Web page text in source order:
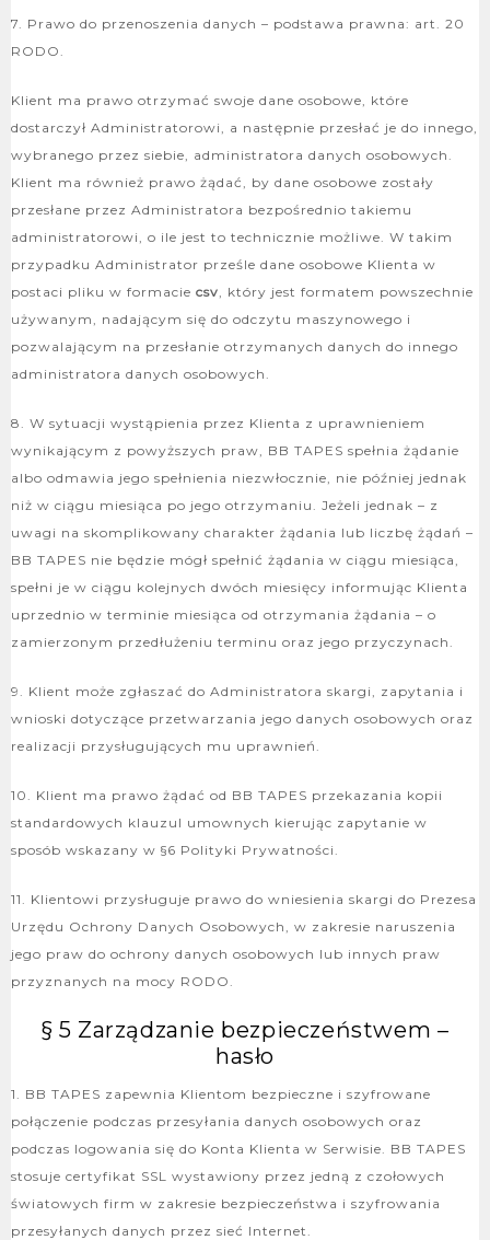
7. Prawo do przenoszenia danych – podstawa prawna: art. 20
RODO.
Klient ma prawo otrzymać swoje dane osobowe, które
dostarczył Administratorowi, a następnie przesłać je do innego,
wybranego przez siebie, administratora danych osobowych.
Klient ma również prawo żądać, by dane osobowe zostały
przesłane przez Administratora bezpośrednio takiemu
administratorowi, o ile jest to technicznie możliwe. W takim
przypadku Administrator prześle dane osobowe Klienta w
postaci pliku w formacie csv, który jest formatem powszechnie
używanym, nadającym się do odczytu maszynowego i
pozwalającym na przesłanie otrzymanych danych do innego
administratora danych osobowych.
8. W sytuacji wystąpienia przez Klienta z uprawnieniem
wynikającym z powyższych praw, BB TAPES spełnia żądanie
albo odmawia jego spełnienia niezwłocznie, nie później jednak
niż w ciągu miesiąca po jego otrzymaniu. Jeżeli jednak – z
uwagi na skomplikowany charakter żądania lub liczbę żądań –
BB TAPES nie będzie mógł spełnić żądania w ciągu miesiąca,
spełni je w ciągu kolejnych dwóch miesięcy informując Klienta
uprzednio w terminie miesiąca od otrzymania żądania – o
zamierzonym przedłużeniu terminu oraz jego przyczynach.
9. Klient może zgłaszać do Administratora skargi, zapytania i
wnioski dotyczące przetwarzania jego danych osobowych oraz
realizacji przysługujących mu uprawnień.
10. Klient ma prawo żądać od BB TAPES przekazania kopii
standardowych klauzul umownych kierując zapytanie w
sposób wskazany w §6 Polityki Prywatności.
11. Klientowi przysługuje prawo do wniesienia skargi do Prezesa
Urzędu Ochrony Danych Osobowych, w zakresie naruszenia
jego praw do ochrony danych osobowych lub innych praw
przyznanych na mocy RODO.
§ 5 Zarządzanie bezpieczeństwem –
hasło
1. BB TAPES zapewnia Klientom bezpieczne i szyfrowane
połączenie podczas przesyłania danych osobowych oraz
podczas logowania się do Konta Klienta w Serwisie. BB TAPES
stosuje certyfikat SSL wystawiony przez jedną z czołowych
światowych firm w zakresie bezpieczeństwa i szyfrowania
przesyłanych danych przez sieć Internet.